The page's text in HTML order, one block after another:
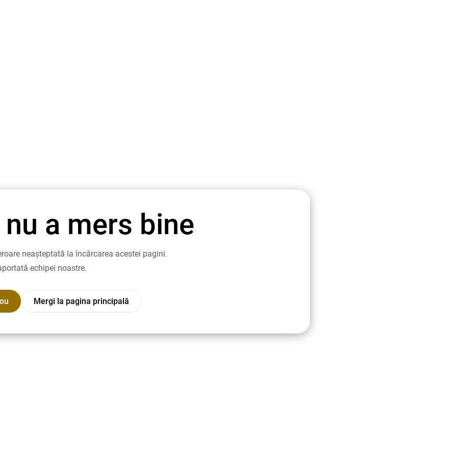
nu a mers bine
neașteptată la încărcarea acestei pagini.
echipei noastre.
Mergi la pagina principală